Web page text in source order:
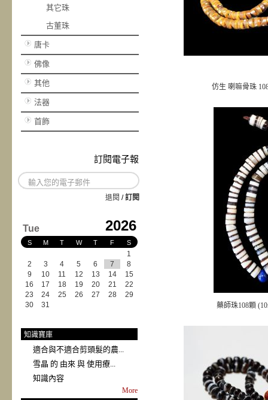
其它珠
古董珠
唐卡
佛像
其他
法器
首飾
訂閱電子報
退閱 /訂閱
Tue 2026
S M T W T F S
1
2
3 4 5 6 7
8
9
10 11 12 13 14
15
16
17 18 19 20 21
22
23
24 25 26 27 28
29
30
31
知識寶庫
適合與不適合剪頭髮的農...
雪晶 的 由來 與 使用療...
知識內容
More
仿生 喇嘛骨珠
藥師珠108顆